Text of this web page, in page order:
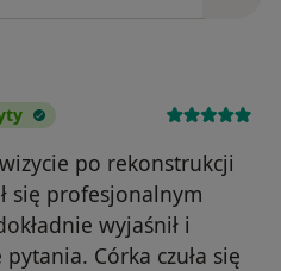
po rekonstrukcji
się profesjonalnym
wyjaśnił i
Córka czuła się